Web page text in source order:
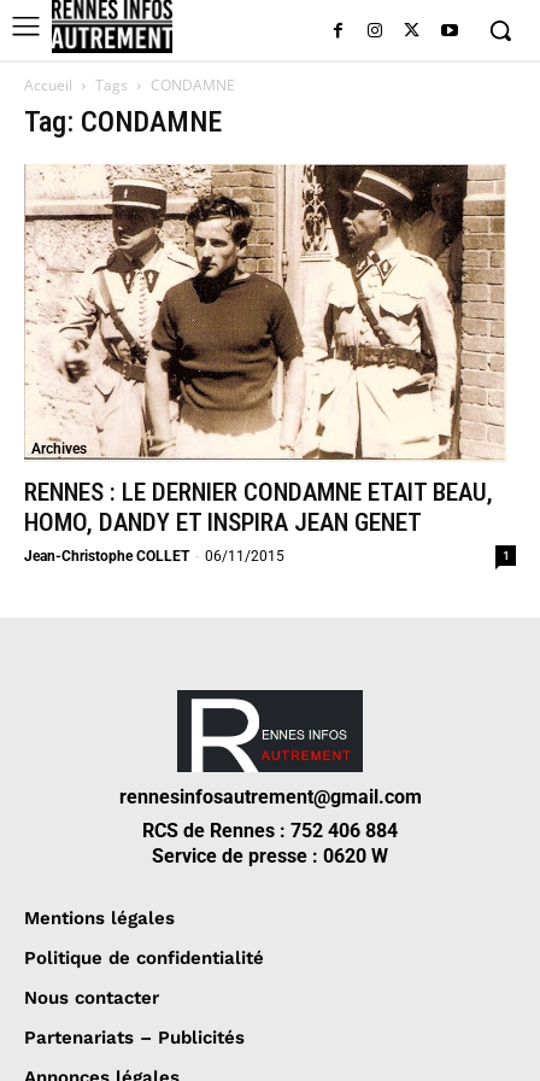
Accueil Tags CONDAMNE
Tag: CONDAMNE
Archives
RENNES : LE DERNIER CONDAMNE ETAIT BEAU,
HOMO, DANDY ET INSPIRA JEAN GENET
Jean-Christophe COLLET - 06/11/2015 1
rennesinfosautrement@gmail.com
RCS de Rennes : 752 406 884
Service de presse : 0620 W
Mentions légales
Politique de confidentialité
Nous contacter
Partenariats – Publicités